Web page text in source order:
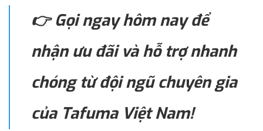
👉 Gọi ngay hôm nay để
nhận ưu đãi và hỗ trợ nhanh
chóng từ đội ngũ chuyên gia
của Tafuma Việt Nam!